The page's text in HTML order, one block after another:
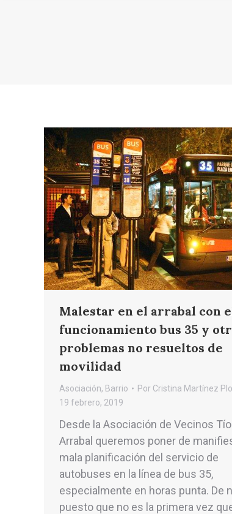
Malestar en el arrabal con
funcionamiento bus 35 y
problemas no resueltos de
movilidad
Asociación, Barrio Por Cristina Martínez
19 febrero, 2019
Desde la Asociación de Vecinos
Arrabal queremos poner de
mala planificación del servicio de
autobuses en la línea de bus 35,
especialmente en horas punta. De
puesto que no es la primera vez